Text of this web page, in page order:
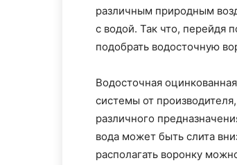
различным природным
с водой. Так что, перейдя
подобрать водосточную
Водосточная
системы от
различного
вода может быть слита
располагать воронку